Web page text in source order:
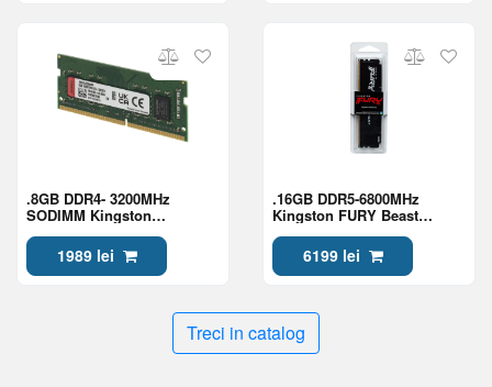
.8GB DDR4- 3200MHz
SODIMM Kingston
(KVR32S22S8/8WP), 1Rx8,
CL22, 260pin, 1.2V
1989 lei
.16GB DDR5-6800MHz
Kingston FURY Beast
45, 1.4V, AMD EXPO
1.1/Intel XMP 3.0, Black
6199 lei
Treci in catalog